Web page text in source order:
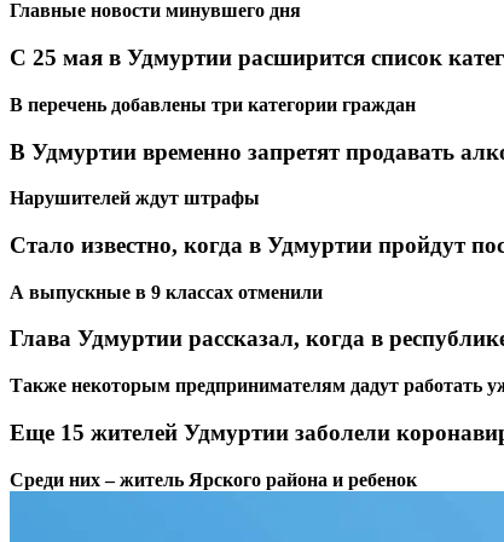
Главные новости минувшего дня
С 25 мая в Удмуртии расширится список
В перечень добавлены три категории граждан
В Удмуртии временно запретят продавать
Нарушителей ждут штрафы
Стало известно, когда в Удмуртии пройдут
А выпускные в 9 классах отменили
Глава Удмуртии рассказал, когда в
Также некоторым предпринимателям дадут работать
Еще 15 жителей Удмуртии заболели
Среди них – житель Ярского района и ребенок